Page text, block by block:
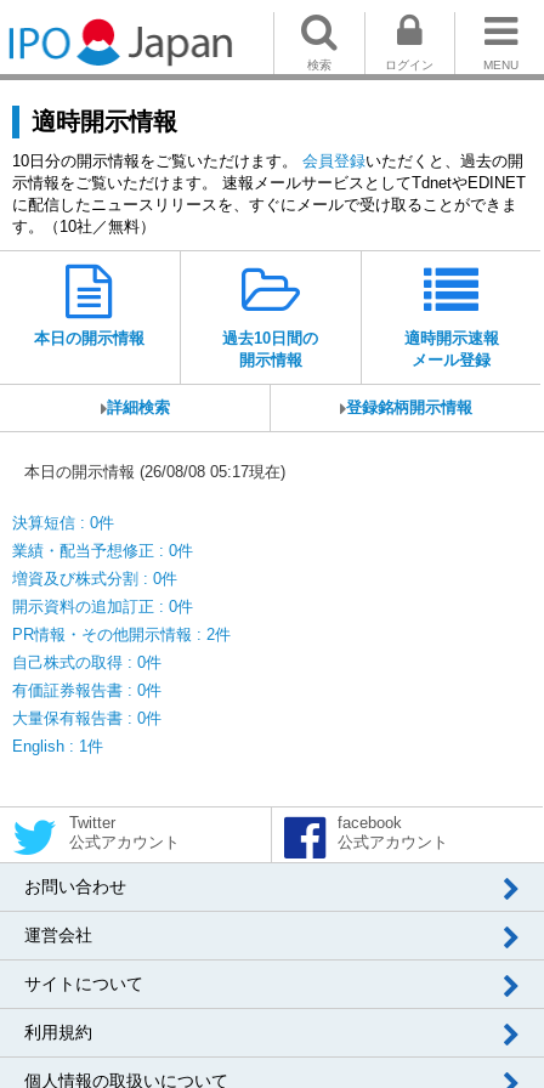
MENU
ログイン
検索
適時開示情報
10日分の開示情報をご覧いただけます。 会員登録いただくと、過去の開
示情報をご覧いただけます。 速報メールサービスとしてTdnetやEDINET
に配信したニュースリリースを、すぐにメールで受け取ることができま
す。（10社／無料）
本日の開示情報
過去10日間の
開示情報
適時開示速報
メール登録
詳細検索 登録銘柄開示情報
本日の開示情報 (26/08/08 05:17現在)
決算短信 : 0件
業績・配当予想修正 : 0件
増資及び株式分割 : 0件
開示資料の追加訂正 : 0件
PR情報・その他開示情報 : 2件
自己株式の取得 : 0件
有価証券報告書 : 0件
大量保有報告書 : 0件
English : 1件
Twitter
公式アカウント
facebook
公式アカウント
お問い合わせ
運営会社
サイトについて
利用規約
個人情報の取扱いについて